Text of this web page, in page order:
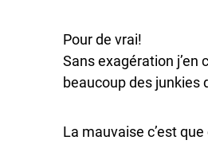
Pour de vrai!
Sans exagération j’en
beaucoup des junkies
La mauvaise c’est que